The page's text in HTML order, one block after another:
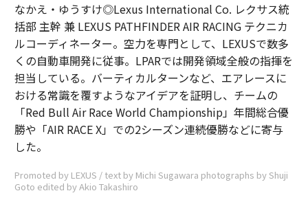
なかえ・ゆうすけ◎Lexus International Co. レクサス統
括部 主幹 兼 LEXUS PATHFINDER AIR RACING テクニカ
ルコーディネーター。空力を専門として、LEXUSで数多
くの自動車開発に従事。LPARでは開発領域全般の指揮を
担当している。バーティカルターンなど、エアレースに
おける常識を覆すようなアイデアを証明し、チームの
「Red Bull Air Race World Championship」年間総合優
勝や「AIR RACE X」での2シーズン連続優勝などに寄与
した。
Promoted by LEXUS / text by Michi Sugawara photographs by Shuji
Goto edited by Akio Takashiro